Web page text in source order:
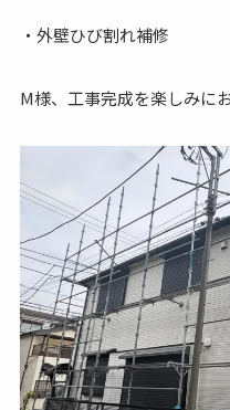
・外壁ひび割れ補修
M様、工事完成を楽しみに